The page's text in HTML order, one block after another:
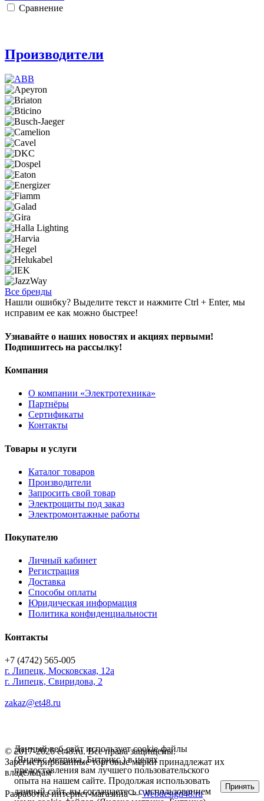
Сравнение
Производители
Все бренды
Нашли ошибку? Выделите текст и нажмите Ctrl + Enter, мы
исправим ее как можно быстрее!
Узнавайте о наших новостях и акциях первыми!
Подпишитесь на рассылку!
Компания
О компании «Электротехника»
Партнёры
Сертификаты
Контакты
Товары и услуги
Каталог товаров
Производители
Запросить свой товар
Электрощиты под заказ
Электромонтажные работы
Покупателю
Личный кабинет
Регистрация
Доставка
Способы оплаты
Юридическая информация
Политика конфиденциальности
Контакты
+7 (4742) 565-005
г. Липецк, Московская, 12а
г. Липецк, Свиридова, 2
zakaz@et48.ru
© 2017-2026 et48.ru. Все права защищены.
Зарегистрированные торговые марки принадлежат их
владельцам
Разработка интернет-магазина —Webdesign48.ru
Данный веб-сайт использует cookie-файлы
(Яндекс метрика, Битрикс ) в целях
предоставления вам лучшего пользовательского
опыта на нашем сайте. Продолжая использовать
данный сайт, вы соглашаетесь с использованием
Принять